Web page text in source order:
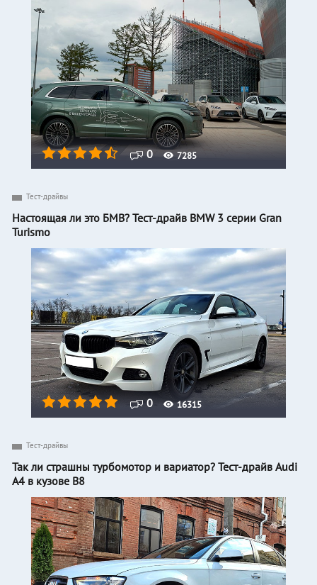
0 7285
0 16315
Тест-драйвы
Настоящая ли это БМВ? Тест-драйв BMW 3 серии Gran
Turismo
Тест-драйвы
Так ли страшны турбомотор и вариатор? Тест-драйв Audi
A4 в кузове B8